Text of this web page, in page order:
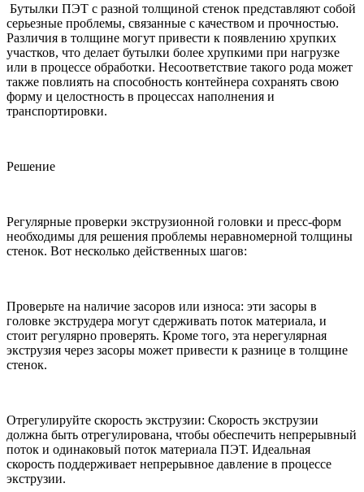
Бутылки ПЭТ с разной толщиной стенок представляют собой
серьезные проблемы, связанные с качеством и прочностью.
Различия в толщине могут привести к появлению хрупких
участков, что делает бутылки более хрупкими при нагрузке
или в процессе обработки. Несоответствие такого рода может
также повлиять на способность контейнера сохранять свою
форму и целостность в процессах наполнения и
транспортировки.
Решение
Регулярные проверки экструзионной головки и пресс-форм
необходимы для решения проблемы неравномерной толщины
стенок. Вот несколько действенных шагов:
Проверьте на наличие засоров или износа: эти засоры в
головке экструдера могут сдерживать поток материала, и
стоит регулярно проверять. Кроме того, эта нерегулярная
экструзия через засоры может привести к разнице в толщине
стенок.
Отрегулируйте скорость экструзии: Скорость экструзии
должна быть отрегулирована, чтобы обеспечить непрерывный
поток и одинаковый поток материала ПЭТ. Идеальная
скорость поддерживает непрерывное давление в процессе
экструзии.